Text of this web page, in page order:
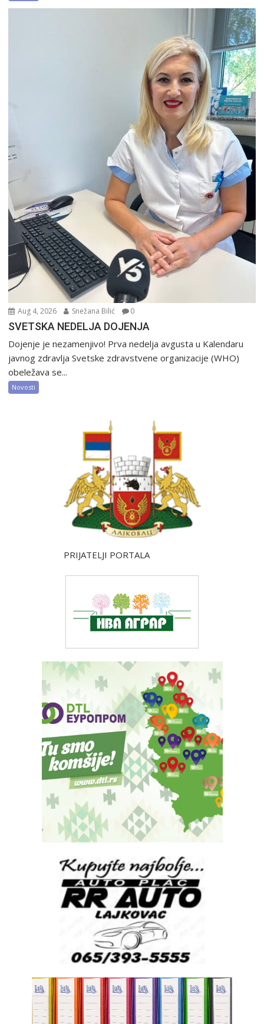
Aug 4, 2026 Snežana Bilić 0
SVETSKA NEDELJA DOJENJA
Dojenje je nezamenjivo! Prva nedelja avgusta u Kalendaru
javnog zdravlja Svetske zdravstvene organizacije (WHO)
obeležava se...
Novosti
PRIJATELJI PORTALA